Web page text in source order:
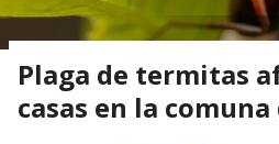
Plaga de termitas
casas en la